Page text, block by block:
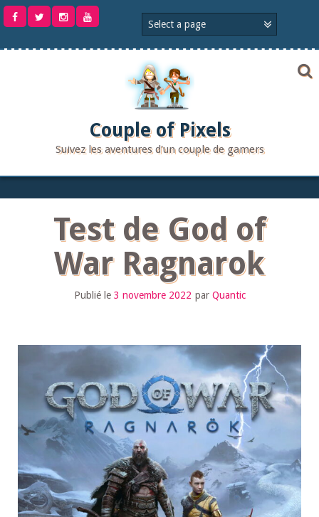
Aller
Couple of Pixels
Suivez les aventures d'un couple de gamers
Test de God of
War Ragnarok
Publié le 3 novembre 2022 par Quantic